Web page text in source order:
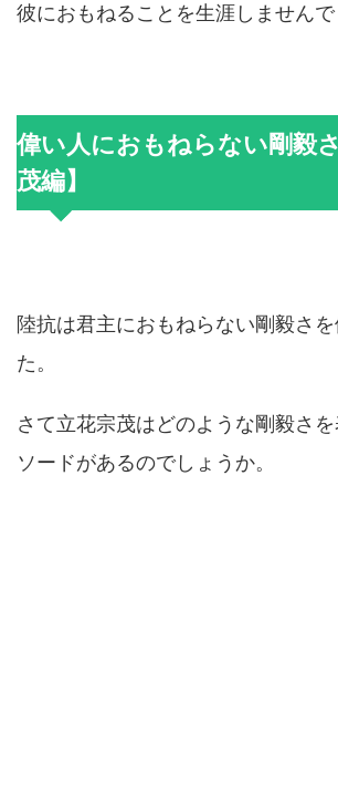
彼におもねることを生涯しませんで
偉い人におもねらない剛毅
茂編】
陸抗は君主におもねらない剛毅さ
た。
さて立花宗茂はどのような剛毅さ
ソードがあるのでしょうか。